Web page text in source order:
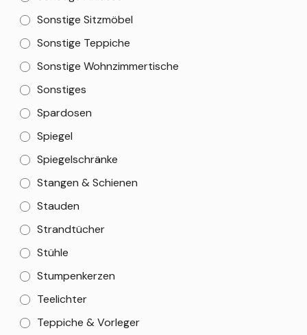
Sonstige Sitzmöbel
Sonstige Teppiche
Sonstige Wohnzimmertische
Sonstiges
Spardosen
Spiegel
Spiegelschränke
Stangen & Schienen
Stauden
Strandtücher
Stühle
Stumpenkerzen
Teelichter
Teppiche & Vorleger